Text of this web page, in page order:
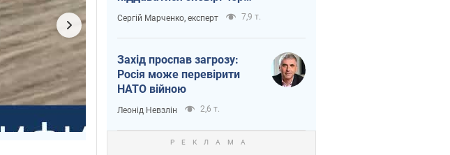
ракетний терор
Сергій Марченко, експерт 7,9 т.
Захід проспав загрозу:
Росія може перевірити
НАТО війною
Леонід Невзлін 2,6 т.